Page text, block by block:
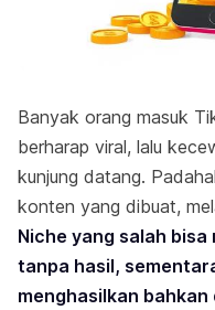
Banyak orang masuk
berharap viral, lalu
kunjung datang.
konten yang dibuat,
Niche yang salah
tanpa hasil,
menghasilkan